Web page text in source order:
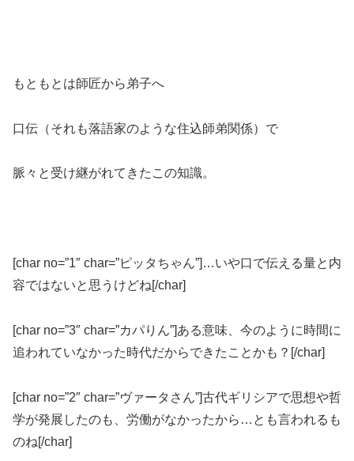
もともとは師匠から弟子へ
口伝（それも落語家のような住込師弟関係）で
脈々と受け継がれてきたこの知識。
[char no=”1″ char=”ピッタちゃん”]…いや口で伝える量と内
容ではないと思うけどね[/char]
[char no=”3″ char=”カパりん”]ある意味、今のように時間に
追われていなかった時代だからできたことかも？[/char]
[char no=”2″ char=”ヴァータさん”]古代ギリシアで思想や哲
学が発展したのも、労働がなかったから…とも言われるも
のね[/char]